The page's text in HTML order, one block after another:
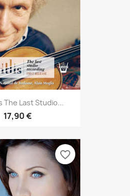
The Last Studio...
17,90 €
favorite_border